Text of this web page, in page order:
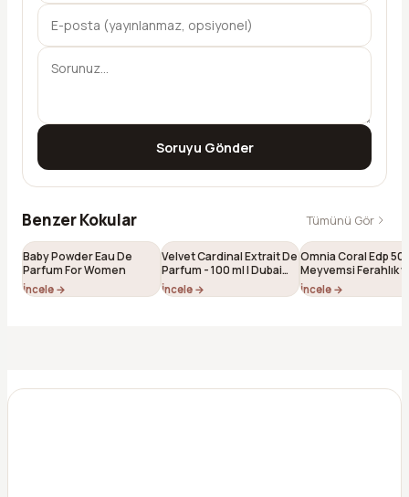
Soruyu Gönder
Benzer Kokular Tümünü Gör
Baby Powder Eau De
Parfum For Women
İncele →
Velvet Cardinal Extrait De
Parfum - 100 ml | Dubai
Esintili Niş Unisex Parfüm
İncele →
Omnia Coral Edp 50
Meyvemsi Ferahlık
Çiçeksi Feminen
184)
İncele →